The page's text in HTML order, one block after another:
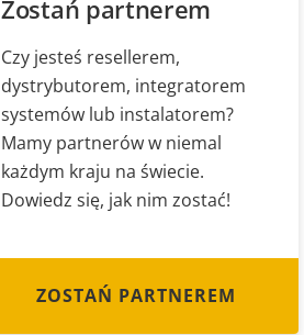
Zostań partnerem
Czy jesteś resellerem,
dystrybutorem, integratorem
systemów lub instalatorem?
Mamy partnerów w niemal
każdym kraju na świecie.
Dowiedz się, jak nim zostać!
ZOSTAŃ PARTNEREM